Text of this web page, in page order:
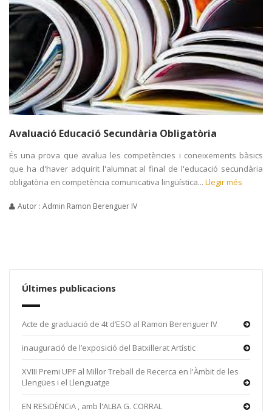
Avaluació Educació Secundària Obligatòria
És una prova que avalua les competències i coneixements bàsics
que ha d'haver adquirit l'alumnat al final de l'educació secundària
obligatòria en competència comunicativa lingüística... Llegir més
Autor : Admin Ramon Berenguer IV
Últimes publicacions
Acte de graduació de 4t d’ESO al Ramon Berenguer IV
inauguració de l’exposició del Batxillerat Artístic
XVIII Premi UPF al Millor Treball de Recerca en l'Àmbit de les
Llengües i el Llenguatge
EN RESiDÈNCiA , amb l'ALBA G. CORRAL